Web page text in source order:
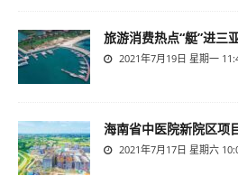
旅游消费热点“艇”进三
2021年7月19日 星期一
海南省中医院新院区项
2021年7月17日 星期六